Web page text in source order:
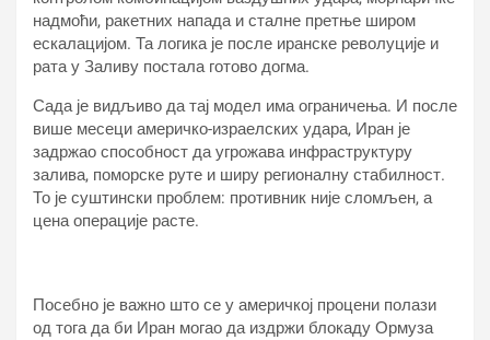
надмоћи, ракетних напада и сталне претње широм
ескалацијом. Та логика је после иранске револуције и
рата у Заливу постала готово догма.
Сада је видљиво да тај модел има ограничења. И после
више месеци америчко-израелских удара, Иран је
задржао способност да угрожава инфраструктуру
залива, поморске руте и ширу регионалну стабилност.
То је суштински проблем: противник није сломљен, а
цена операције расте.
Посебно је важно што се у америчкој процени полази
од тога да би Иран могао да издржи блокаду Ормуза